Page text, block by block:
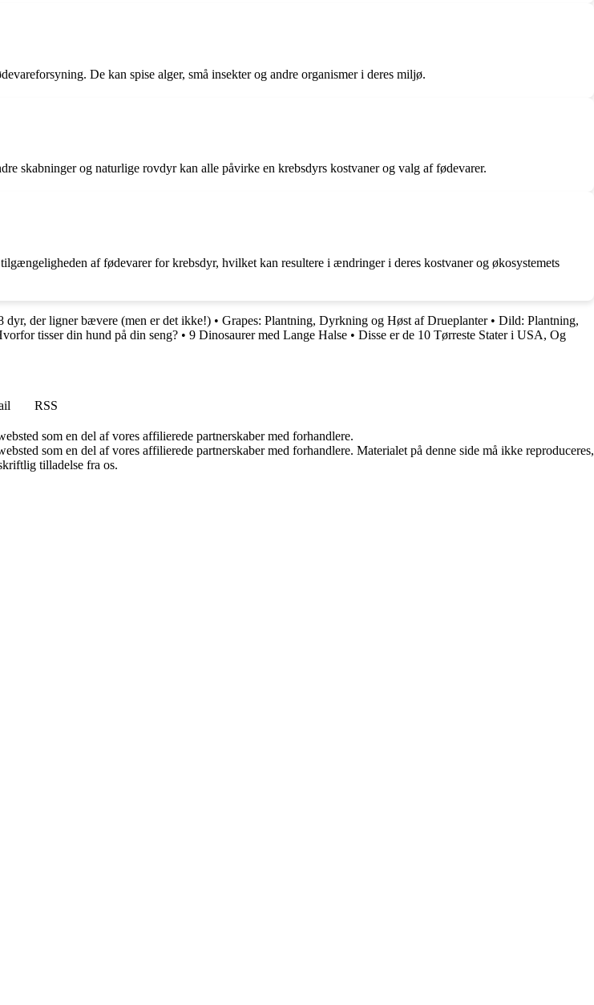
De kan spise alger, små insekter og andre organismer i deres miljø.
skabninger og naturlige rovdyr kan alle påvirke en krebsdyrs kostvaner og valg af fødevarer.
af fødevarer for krebsdyr, hvilket kan resultere i ændringer i deres kostvaner og økosystemets
dyr, der ligner bævere (men er det ikke!) • Grapes: Plantning, Dyrkning og Høst af Drueplanter• Dild: Plantning,
tisser din hund på din seng? • 9 Dinosaurer med Lange Halse • Disse er de 10 Tørreste Stater i USA, Og
RSS
som en del af vores affilierede partnerskaber med forhandlere.
som en del af vores affilierede partnerskaber med forhandlere. Materialet på denne side må ikke reproduceres,
tilladelse fra os.